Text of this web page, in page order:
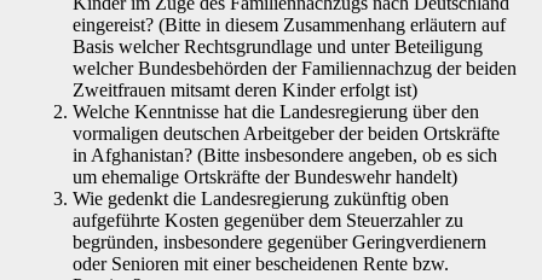
eingereist? (Bitte in diesem Zusammenhang erläutern auf
Basis welcher Rechtsgrundlage und unter Beteiligung
welcher Bundesbehörden der Familiennachzug der beiden
Zweitfrauen mitsamt deren Kinder erfolgt ist)
Welche Kenntnisse hat die Landesregierung über den
vormaligen deutschen Arbeitgeber der beiden Ortskräfte
in Afghanistan? (Bitte insbesondere angeben, ob es sich
um ehemalige Ortskräfte der Bundeswehr handelt)
Wie gedenkt die Landesregierung zukünftig oben
aufgeführte Kosten gegenüber dem Steuerzahler zu
begründen, insbesondere gegenüber Geringverdienern
oder Senioren mit einer bescheidenen Rente bzw.